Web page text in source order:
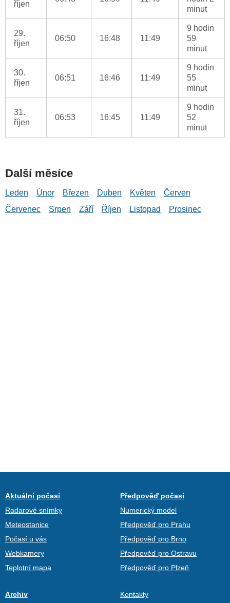
říjen
minut
29.
říjen
06:50 16:48 11:49
9 hodin
59
minut
30.
říjen
06:51 16:46 11:49
9 hodin
55
minut
31.
říjen
06:53 16:45 11:49
9 hodin
52
minut
Další měsíce
Leden Únor Březen Duben Květen
Červen
Červenec
Srpen Září Říjen Listopad Prosinec
Aktuální počasí
Radarové snímky
Meteostanice
Počasí u vás
Webkamery
Teplotní mapa
Předpověď počasí
Numerický model
Předpověď pro Prahu
Předpověď pro Brno
Předpověď pro Ostravu
Předpověď pro Plzeň
Archiv Kontakty